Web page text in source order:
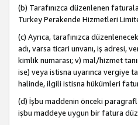
(b) Tarafınızca düzenlenen
Turkey Perakende Hizmetleri
(c) Ayrıca, tarafınızca
adı, varsa ticari unvanı, iş adresi,
kimlik numarası; v) mal/hizmet
ise) veya istisna uyarınca vergiye
halinde, ilgili istisna hükümleri
(d) İşbu maddenin önceki
işbu maddeye uygun bir fatura